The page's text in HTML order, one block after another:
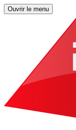
Ouvrir le menu